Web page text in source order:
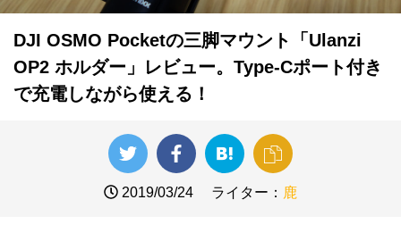
DJI OSMO Pocketの三脚マウント「Ulanzi
OP2 ホルダー」レビュー。Type-Cポート付き
で充電しながら使える！
2019/03/24 ライター： 鹿